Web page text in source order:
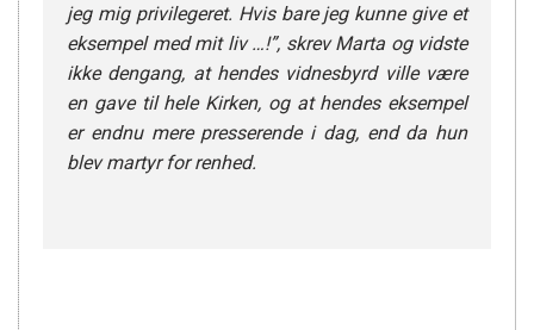
jeg mig privilegeret. Hvis bare jeg kunne give et
eksempel med mit liv …!”, skrev Marta og vidste
ikke dengang, at hendes vidnesbyrd ville være
en gave til hele Kirken, og at hendes eksempel
er endnu mere presserende i dag, end da hun
blev martyr for renhed.